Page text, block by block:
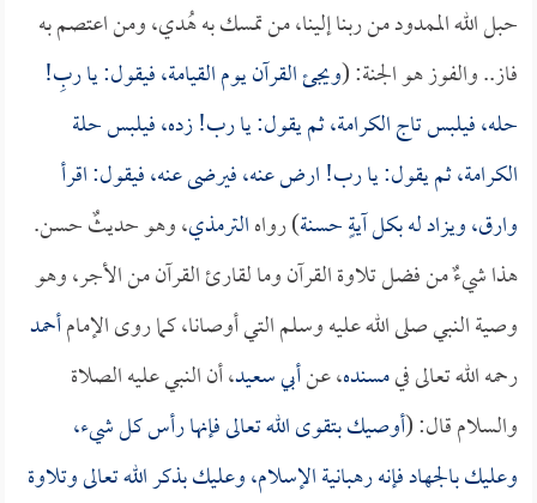
حبل الله الممدود من ربنا إلينا، من تمسك به هُدي، ومن اعتصم به
فاز.. والفوز هو الجنة: (ويجئ القرآن يوم القيامة، فيقول: يا ربِ!
حله، فيلبس تاج الكرامة، ثم يقول: يا رب! زده، فيلبس حلة
الكرامة، ثم يقول: يا رب! ارض عنه، فيرضى عنه، فيقول: اقرأ
وارق، ويزاد له بكل آيةٍ حسنة) رواهالترمذي، وهو حديثٌ حسن.
هذا شيءٌ من فضل تلاوة القرآن وما لقارئ القرآن من الأجر، وهو
وصية النبي صلى الله عليه وسلم التي أوصانا، كما روى الإمامأحمد
رحمه الله تعالى فيمسنده، عنأبي سعيد، أن النبي عليه الصلاة
والسلام قال: (أوصيك بتقوى الله تعالى فإنها رأس كل شيء،
وعليك بالجهاد فإنه رهبانية الإسلام، وعليك بذكر الله تعالى وتلاوة